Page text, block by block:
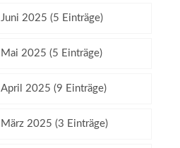
Juni 2025 (5 Einträge)
Mai 2025 (5 Einträge)
April 2025 (9 Einträge)
März 2025 (3 Einträge)